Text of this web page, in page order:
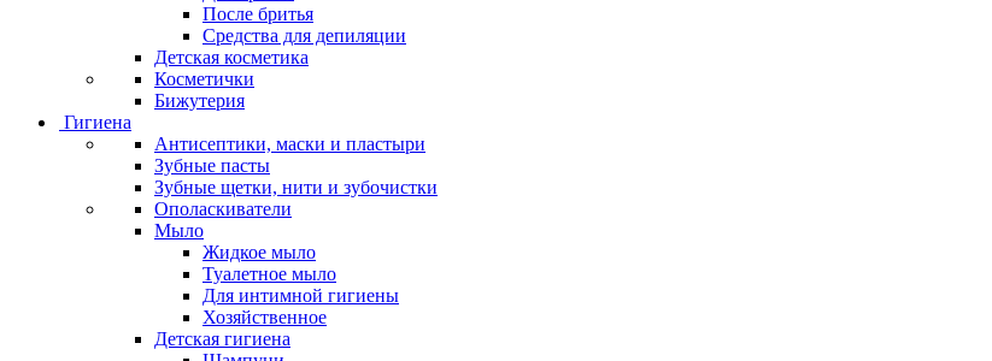
После бритья
Средства для депиляции
Детская косметика
Косметички
Бижутерия
Гигиена
Антисептики, маски и пластыри
Зубные пасты
Зубные щетки, нити и зубочистки
Ополаскиватели
Мыло
Жидкое мыло
Туалетное мыло
Для интимной гигиены
Хозяйственное
Детская гигиена